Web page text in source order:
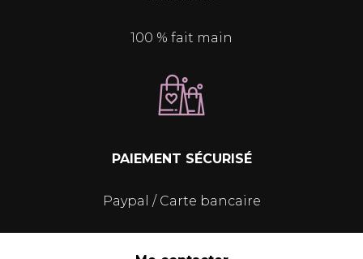
100 % fait main
PAIEMENT SÉCURISÉ
Paypal / Carte bancaire